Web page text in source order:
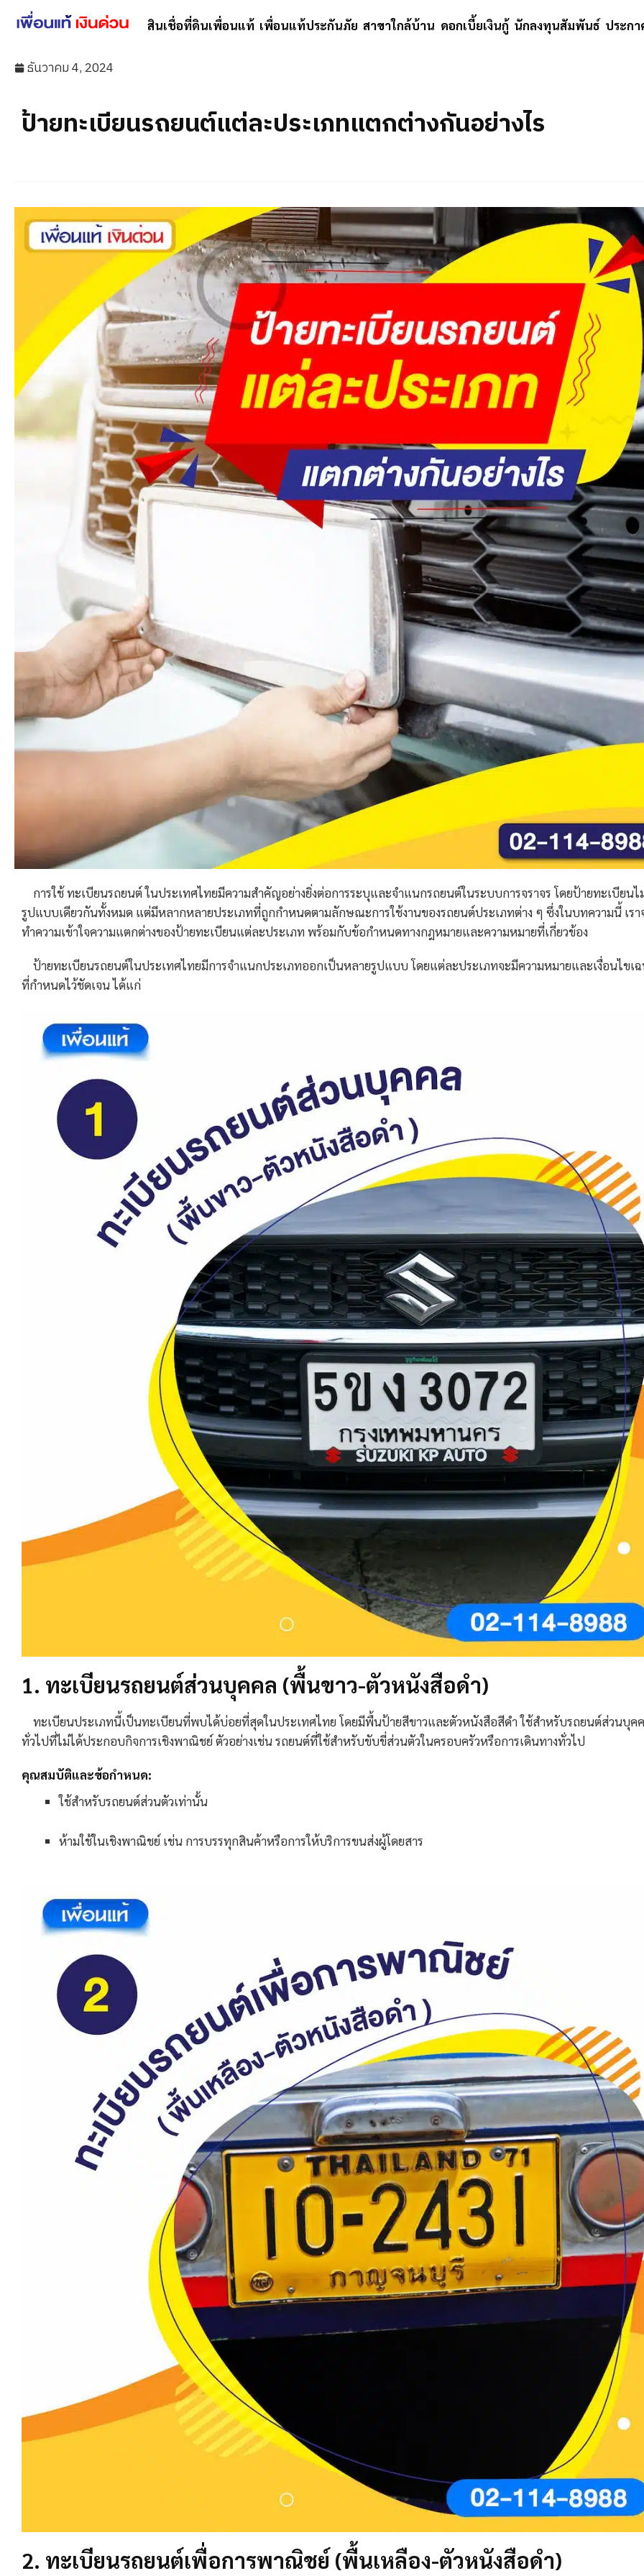
สินเชื่อที่ดินเพื่อนแท้ เพื่อนแท้ประกันภัย สาขาใกล้บ้าน ดอกเบี้ยเงินกู้ นักลงทุนสัมพันธ์ ประก
ธันวาคม 4, 2024
ป้ายทะเบียนรถยนต์แต่ละประเภทแตกต่างกันอย่างไร
การใช้ทะเบียนรถยนต์ ในประเทศไทยมีความสำคัญอย่างยิ่งต่อการระบุและจำแนกรถยนต์ในระบบการจราจร โดยป้ายทะเบียนไ
รูปแบบเดียวกันทั้งหมด แต่มีหลากหลายประเภทที่ถูกกำหนดตามลักษณะการใช้งานของรถยนต์ประเภทต่าง ๆ ซึ่งในบทความนี้ เรา
ทำความเข้าใจความแตกต่างของป้ายทะเบียนแต่ละประเภท พร้อมกับข้อกำหนดทางกฎหมายและความหมายที่เกี่ยวข้อง
ป้ายทะเบียนรถยนต์ในประเทศไทยมีการจำแนกประเภทออกเป็นหลายรูปแบบ โดยแต่ละประเภทจะมีความหมายและเงื่อนไขเ
ที่กำหนดไว้ชัดเจน ได้แก่
1. ทะเบียนรถยนต์ส่วนบุคคล (พื้นขาว-ตัวหนังสือดำ)
ทะเบียนประเภทนี้เป็นทะเบียนที่พบได้บ่อยที่สุดในประเทศไทย โดยมีพื้นป้ายสีขาวและตัวหนังสือสีดำ ใช้สำหรับรถยนต์ส่วนบุค
ทั่วไปที่ไม่ได้ประกอบกิจการเชิงพาณิชย์ ตัวอย่างเช่น รถยนต์ที่ใช้สำหรับขับขี่ส่วนตัวในครอบครัวหรือการเดินทางทั่วไป
คุณสมบัติและข้อกำหนด:
ใช้สำหรับรถยนต์ส่วนตัวเท่านั้น
ห้ามใช้ในเชิงพาณิชย์ เช่น การบรรทุกสินค้าหรือการให้บริการขนส่งผู้โดยสาร
2. ทะเบียนรถยนต์เพื่อการพาณิชย์ (พื้นเหลือง-ตัวหนังสือดำ)